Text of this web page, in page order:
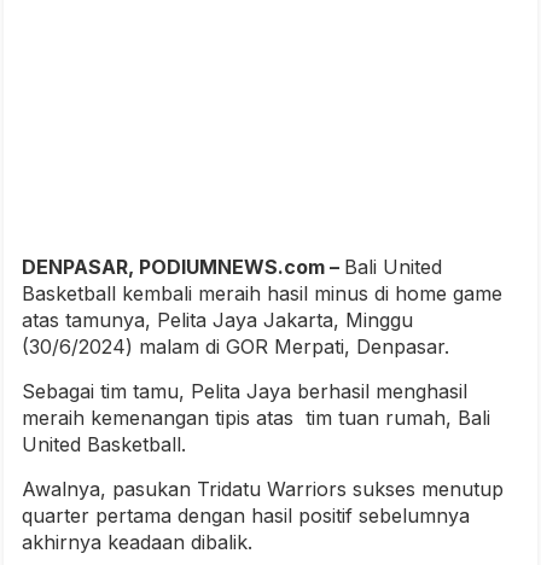
DENPASAR, PODIUMNEWS.com – Bali United
Basketball kembali meraih hasil minus di home game
atas tamunya, Pelita Jaya Jakarta, Minggu
(30/6/2024) malam di GOR Merpati, Denpasar.
Sebagai tim tamu, Pelita Jaya berhasil menghasil
meraih kemenangan tipis atas tim tuan rumah, Bali
United Basketball.
Awalnya, pasukan Tridatu Warriors sukses menutup
quarter pertama dengan hasil positif sebelumnya
akhirnya keadaan dibalik.